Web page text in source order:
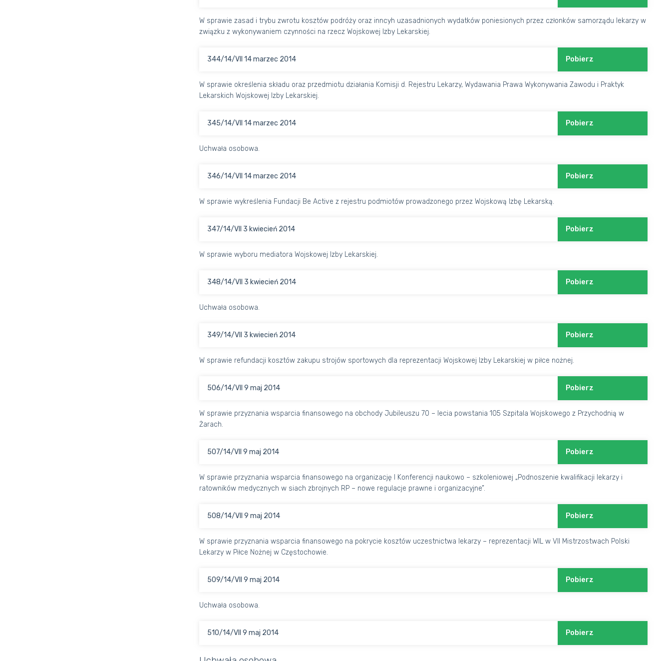
W sprawie zasad i trybu zwrotu kosztów podróży oraz inncyh uzasadnionych wydatków poniesionych przez członków samorządu lekarzy w
związku z wykonywaniem czynności na rzecz Wojskowej Izby Lekarskiej.
344/14/VII 14 marzec 2014 Pobierz
W sprawie określenia składu oraz przedmiotu działania Komisji d. Rejestru Lekarzy, Wydawania Prawa Wykonywania Zawodu i Praktyk
Lekarskich Wojskowej Izby Lekarskiej.
345/14/VII 14 marzec 2014 Pobierz
Uchwała osobowa.
346/14/VII 14 marzec 2014 Pobierz
W sprawie wykreślenia Fundacji Be Active z rejestru podmiotów prowadzonego przez Wojskową Izbę Lekarską.
347/14/VII 3 kwiecień 2014 Pobierz
W sprawie wyboru mediatora Wojskowej Izby Lekarskiej.
348/14/VII 3 kwiecień 2014 Pobierz
Uchwała osobowa.
349/14/VII 3 kwiecień 2014 Pobierz
W sprawie refundacji kosztów zakupu strojów sportowych dla reprezentacji Wojskowej Izby Lekarskiej w piłce nożnej.
506/14/VII 9 maj 2014 Pobierz
W sprawie przyznania wsparcia finansowego na obchody Jubileuszu 70 – lecia powstania 105 Szpitala Wojskowego z Przychodnią w
Żarach.
507/14/VII 9 maj 2014 Pobierz
W sprawie przyznania wsparcia finansowego na organizację I Konferencji naukowo – szkoleniowej „Podnoszenie kwalifikacji lekarzy i
ratowników medycznych w siach zbrojnych RP – nowe regulacje prawne i organizacyjne”.
508/14/VII 9 maj 2014 Pobierz
W sprawie przyznania wsparcia finansowego na pokrycie kosztów uczestnictwa lekarzy – reprezentacji WIL w VII Mistrzostwach Polski
Lekarzy w Piłce Nożnej w Częstochowie.
509/14/VII 9 maj 2014 Pobierz
Uchwała osobowa.
510/14/VII 9 maj 2014 Pobierz